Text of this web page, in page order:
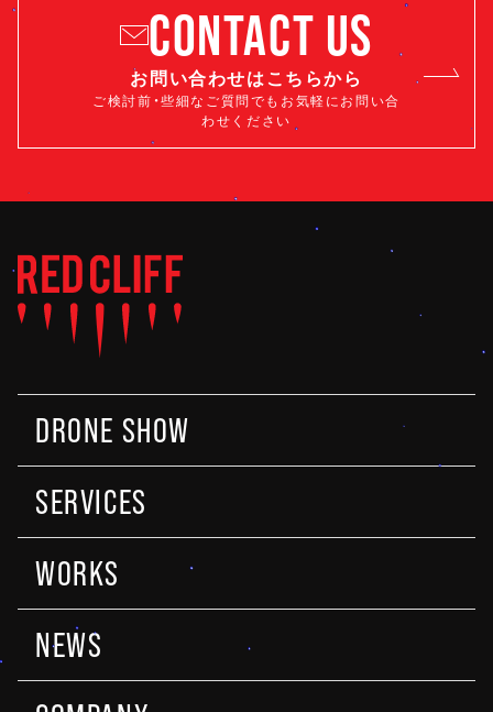
CONTACT US
お問い合わせはこちらから
ご検討前・些細なご質問でもお気軽にお問い合
わせください
DRONE SHOW
SERVICES
WORKS
NEWS